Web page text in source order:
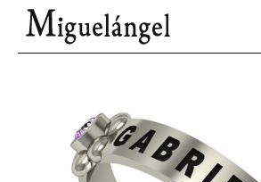
Joyas Únicas
Blog